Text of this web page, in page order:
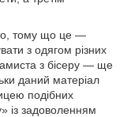
то­му що це —
з одягом різних
з бісеру — ще
даний матеріал
подібних
із задоволенням